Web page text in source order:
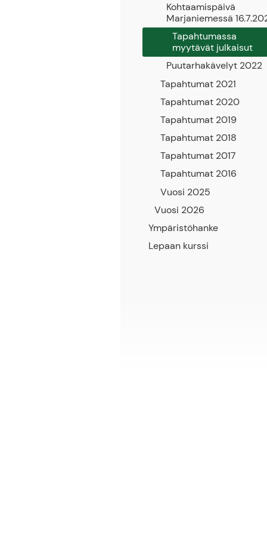
Kohtaamispäivä
Marjaniemessä
Tapahtumassa
myytävät julkaisut
Puutarhakävelyt 2022
Tapahtumat 2021
Tapahtumat 2020
Tapahtumat 2019
Tapahtumat 2018
Tapahtumat 2017
Tapahtumat 2016
Vuosi 2025
Vuosi 2026
Ympäristöhanke
Lepaan kurssi